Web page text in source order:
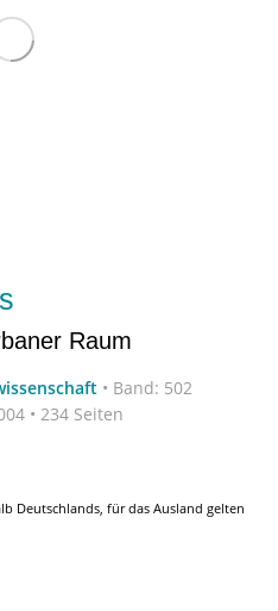
Raum
• Band: 502
• 234 Seiten
Deutschlands, für das Ausland gelten